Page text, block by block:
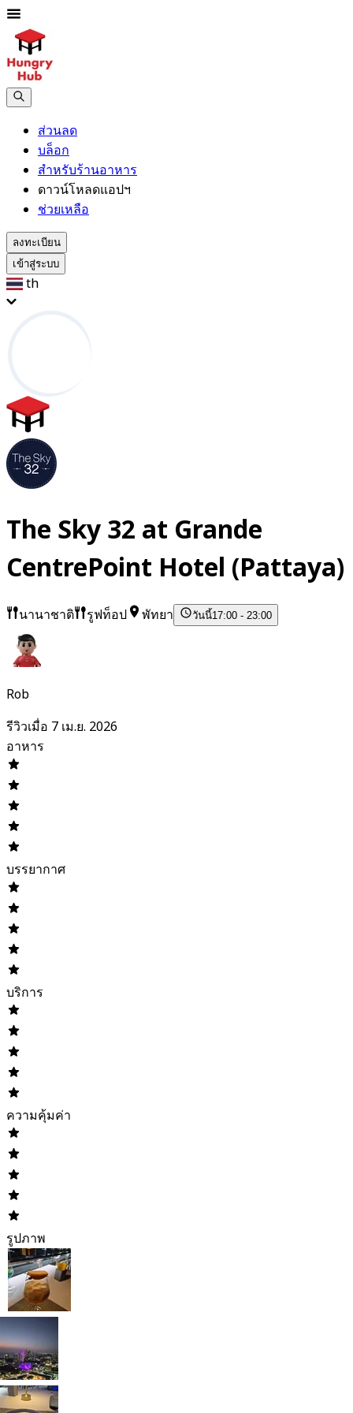
ส่วนลด
บล็อก
สำหรับร้านอาหาร
ดาวน์โหลดแอปฯ
ช่วยเหลือ
ลงทะเบียน
เข้าสู่ระบบ
th
The Sky 32 at Grande
CentrePoint Hotel (Pattaya)
นานาชาติ รูฟท็อป พัทยา วันนี้17:00 - 23:00
Rob
รีวิวเมื่อ 7 เม.ย. 2026
อาหาร
บรรยากาศ
บริการ
ความคุ้มค่า
รูปภาพ